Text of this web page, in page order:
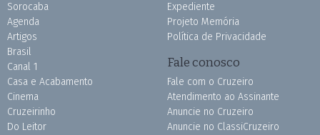
Sorocaba
Agenda
Artigos
Brasil
Canal 1
Casa e Acabamento
Cinema
Cruzeirinho
Do Leitor
Expediente
Projeto Memória
Política de Privacidade
Fale conosco
Fale com o Cruzeiro
Atendimento ao Assinante
Anuncie no Cruzeiro
Anuncie no ClassiCruzeiro